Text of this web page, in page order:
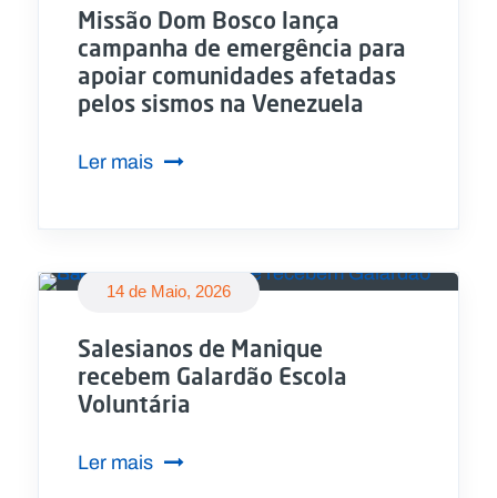
Missão Dom Bosco lança
campanha de emergência para
apoiar comunidades afetadas
pelos sismos na Venezuela
Ler mais
14 de Maio, 2026
Salesianos de Manique
recebem Galardão Escola
Voluntária
Ler mais